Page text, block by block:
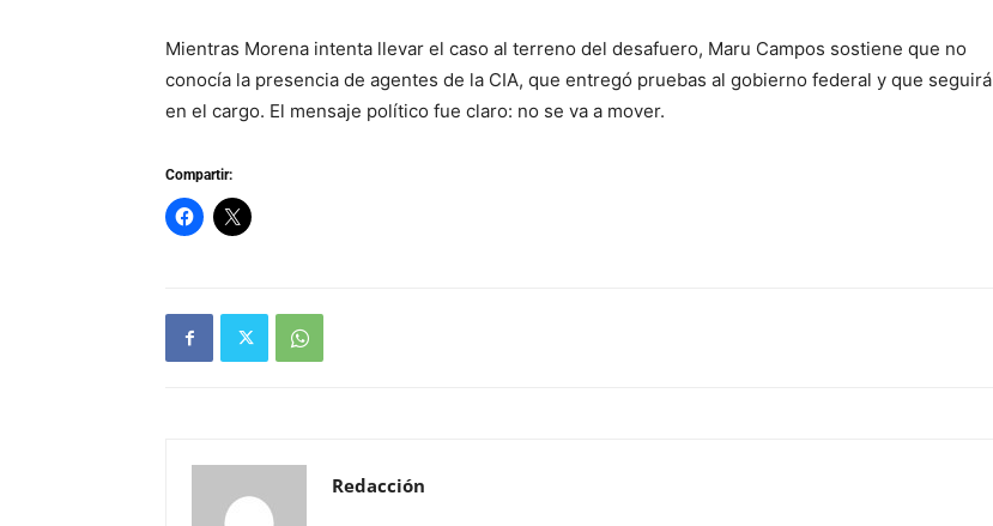
Mientras Morena intenta llevar el caso al terreno del desafuero, Maru Campos sostiene que no
conocía la presencia de agentes de la CIA, que entregó pruebas al gobierno federal y que seguirá
en el cargo. El mensaje político fue claro: no se va a mover.
Compartir:
Redacción